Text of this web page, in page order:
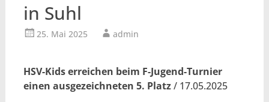
in Suhl
25. Mai 2025 admin
HSV-Kids erreichen beim F-Jugend-Turnier
einen ausgezeichneten 5. Platz/ 17.05.2025